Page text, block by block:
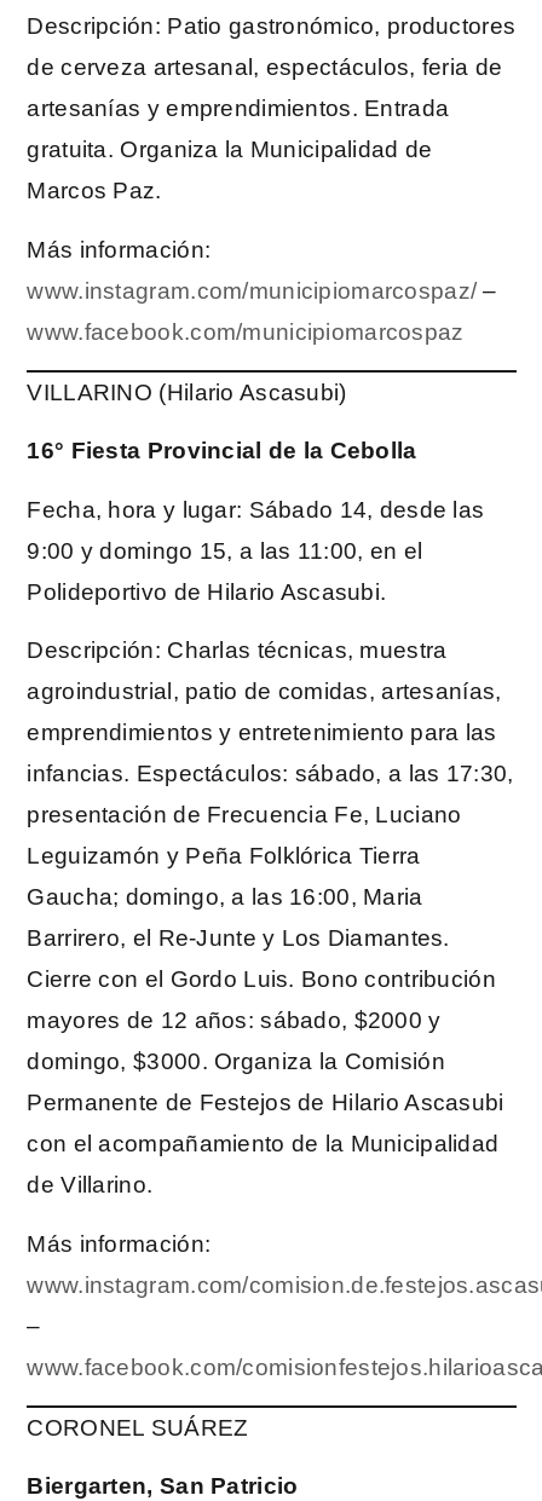
Descripción: Patio gastronómico, productores
de cerveza artesanal, espectáculos, feria de
artesanías y emprendimientos. Entrada
gratuita. Organiza la Municipalidad de
Marcos Paz.
Más información:
www.instagram.com/municipiomarcospaz/ –
www.facebook.com/municipiomarcospaz
VILLARINO (Hilario Ascasubi)
16° Fiesta Provincial de la Cebolla
Fecha, hora y lugar: Sábado 14, desde las
9:00 y domingo 15, a las 11:00, en el
Polideportivo de Hilario Ascasubi.
Descripción: Charlas técnicas, muestra
agroindustrial, patio de comidas, artesanías,
emprendimientos y entretenimiento para las
infancias. Espectáculos: sábado, a las 17:30,
presentación de Frecuencia Fe, Luciano
Leguizamón y Peña Folklórica Tierra
Gaucha; domingo, a las 16:00, Maria
Barrirero, el Re-Junte y Los Diamantes.
Cierre con el Gordo Luis. Bono contribución
mayores de 12 años: sábado, $2000 y
domingo, $3000. Organiza la Comisión
Permanente de Festejos de Hilario Ascasubi
con el acompañamiento de la Municipalidad
de Villarino.
Más información:
www.instagram.com/
–
www.facebook.com/
CORONEL SUÁREZ
Biergarten, San Patricio